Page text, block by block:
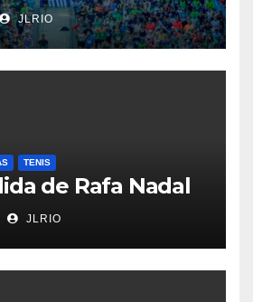
JLRIO
TENIS
de Rafa Nadal
JLRIO